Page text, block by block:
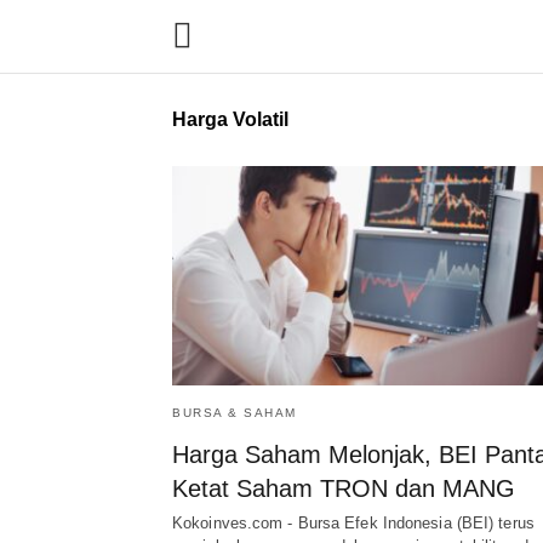
Harga Volatil
BURSA & SAHAM
Harga Saham Melonjak, BEI
Ketat Saham TRON dan MANG
Kokoinves.com - Bursa Efek Indonesia (BEI) terus